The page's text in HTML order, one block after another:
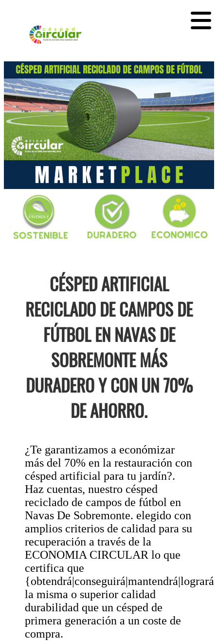
CÉSPED ARTIFICIAL
RECICLADO DE CAMPOS DE
FÚTBOL EN NAVAS DE
SOBREMONTE MÁS
DURADERO Y CON UN 70%
DE AHORRO.
¿Te garantizamos a económizar
más del 70% en la restauración con
césped artificial para tu jardín?.
Haz cuentas, nuestro césped
reciclado de campos de fútbol en
Navas De Sobremonte. elegido con
amplios criterios de calidad para su
recuperación a través de la
ECONOMIA CIRCULAR lo que
certifica que
{obtendrá|conseguirá|mantendrá|logrará
la misma o superior calidad
durabilidad que un césped de
primera generación a un coste de
compra.